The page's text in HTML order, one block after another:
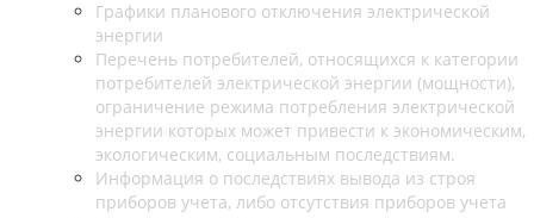
Графики планового отключения электрической
энергии
Перечень потребителей, относящихся к категории
потребителей электрической энергии (мощности),
ограничение режима потребления электрической
энергии которых может привести к экономическим,
экологическим, социальным последствиям.
Информация о последствиях вывода из строя
приборов учета, либо отсутствия приборов учета